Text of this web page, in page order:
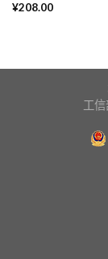
¥208.00
工